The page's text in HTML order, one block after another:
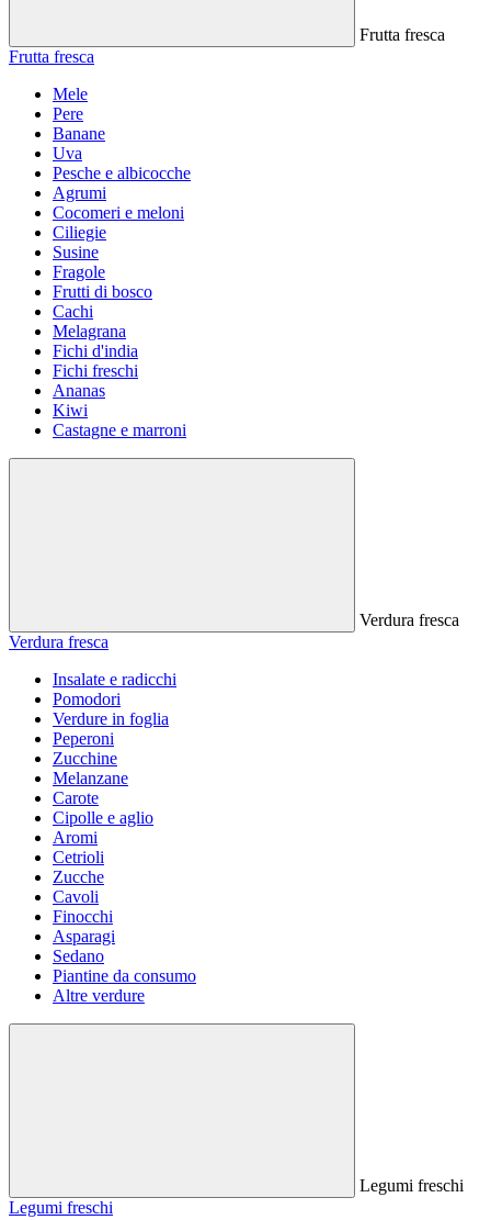
Frutta fresca
Frutta fresca
Mele
Pere
Banane
Uva
Pesche e albicocche
Agrumi
Cocomeri e meloni
Ciliegie
Susine
Fragole
Frutti di bosco
Cachi
Melagrana
Fichi d'india
Fichi freschi
Ananas
Kiwi
Castagne e marroni
Verdura fresca
Verdura fresca
Insalate e radicchi
Pomodori
Verdure in foglia
Peperoni
Zucchine
Melanzane
Carote
Cipolle e aglio
Aromi
Cetrioli
Zucche
Cavoli
Finocchi
Asparagi
Sedano
Piantine da consumo
Altre verdure
Legumi freschi
Legumi freschi